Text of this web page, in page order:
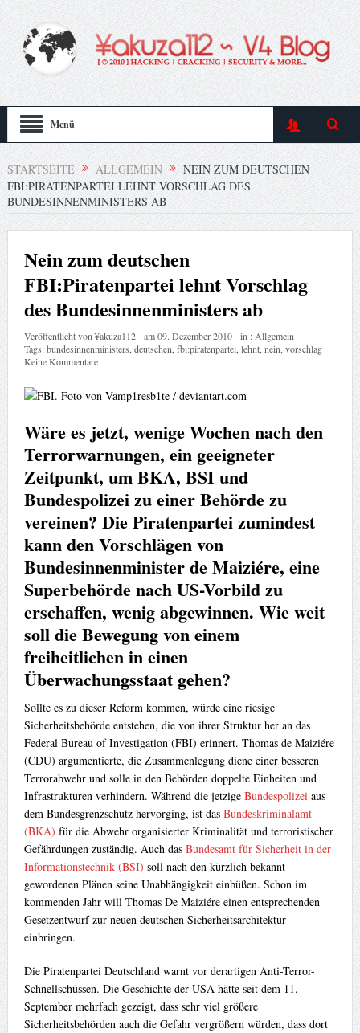
Menü
STARTSEITE ALLGEMEIN
NEIN ZUM DEUTSCHEN
FBI:PIRATENPARTEI LEHNT VORSCHLAG DES
BUNDESINNENMINISTERS AB
Nein zum deutschen
FBI:Piratenpartei lehnt Vorschlag
des Bundesinnenministers ab
Veröffentlicht von¥akuza112 am09. Dezember 2010 in : Allgemein
Tags:bundesinnenministers deutschen fbi:piratenpartei lehnt, nein vorschlag
Keine Kommentare
Wäre es jetzt, wenige Wochen nach den
Terrorwarnungen, ein geeigneter
Zeitpunkt, um BKA, BSI und
Bundespolizei zu einer Behörde zu
vereinen? Die Piratenpartei zumindest
kann den Vorschlägen von
Bundesinnenminister de Maiziére, eine
Superbehörde nach US-Vorbild zu
erschaffen, wenig abgewinnen. Wie weit
soll die Bewegung von einem
freiheitlichen in einen
Überwachungsstaat gehen?
Sollte es zu dieser Reform kommen, würde eine riesige
Sicherheitsbehörde entstehen, die von ihrer Struktur her an das
Federal Bureau of Investigation (FBI) erinnert. Thomas de Maiziére
(CDU) argumentierte, die Zusammenlegung diene einer besseren
Terrorabwehr und solle in den Behörden doppelte Einheiten und
Infrastrukturen verhindern. Während die jetzige Bundespolizeiaus
dem Bundesgrenzschutz hervorging, ist das Bundeskriminalamt
(BKA) für die Abwehr organisierter Kriminalität und terroristischer
Gefährdungen zuständig. Auch dasBundesamt für Sicherheit in der
Informationstechnik (BSI) soll nach den kürzlich bekannt
gewordenen Plänen seine Unabhängigkeit einbüßen. Schon im
kommenden Jahr will Thomas De Maiziére einen entsprechenden
Gesetzentwurf zur neuen deutschen Sicherheitsarchitektur
einbringen.
Die Piratenpartei Deutschland warnt vor derartigen Anti-Terror-
Schnellschüssen. Die Geschichte der USA hätte seit dem 11.
September mehrfach gezeigt, dass sehr viel größere
Sicherheitsbehörden auch die Gefahr vergrößern würden, dass dort